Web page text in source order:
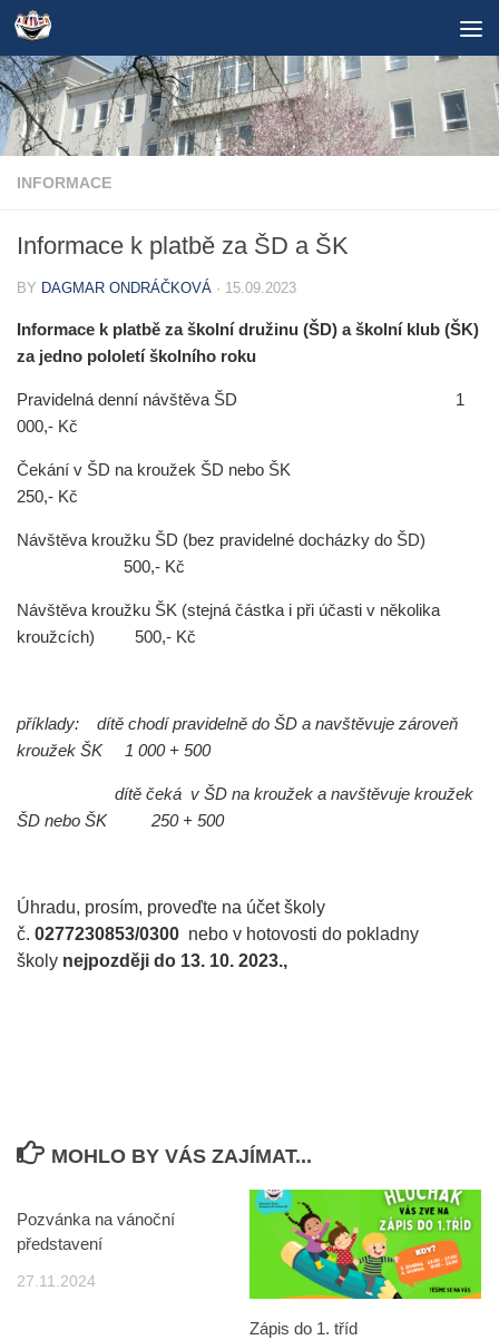
Skip to content
INFORMACE
Informace k platbě za ŠD a ŠK
BY DAGMAR ONDRÁČKOVÁ · 15.09.2023
Informace k platbě za školní družinu (ŠD) a školní klub (ŠK)
za jedno pololetí školního roku
Pravidelná denní návštěva ŠD 1
000,- Kč
Čekání v ŠD na kroužek ŠD nebo ŠK
250,- Kč
Návštěva kroužku ŠD (bez pravidelné docházky do ŠD)
500,- Kč
Návštěva kroužku ŠK (stejná částka i při účasti v několika
kroužcích) 500,- Kč
příklady: dítě chodí pravidelně do ŠD a navštěvuje zároveň
kroužek ŠK 1 000 + 500
dítě čeká v ŠD na kroužek a navštěvuje kroužek
ŠD nebo ŠK 250 + 500
Úhradu, prosím, proveďte na účet školy
č. 0277230853/0300 nebo v hotovosti do pokladny
školy nejpozději do 13. 10. 2023.,
MOHLO BY VÁS ZAJÍMAT...
Pozvánka na vánoční
představení
27.11.2024
Zápis do 1. tříd